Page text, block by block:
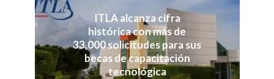
ITLA alcanza cifra
histórica con más de
33,000 solicitudes para sus
becas de capacitación
tecnológica